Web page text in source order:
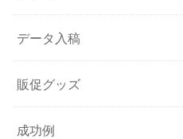
データ入稿
販促グッズ
成功例